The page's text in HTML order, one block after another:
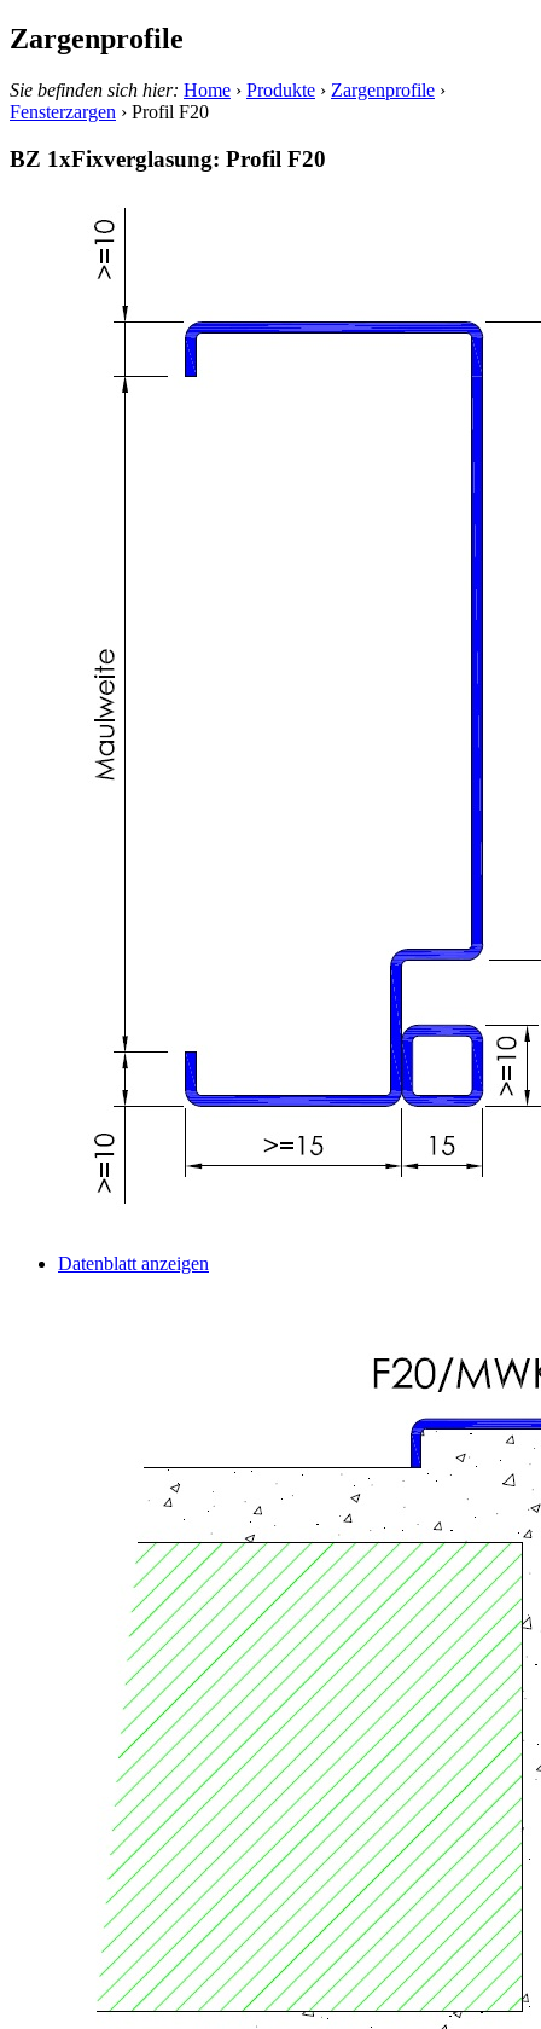
Zargenprofile
Sie befinden sich hier: Home › Produkte › Zargenprofile ›
Fensterzargen › Profil F20
BZ 1xFixverglasung: Profil F20
Datenblatt anzeigen